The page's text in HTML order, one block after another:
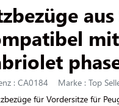
: CA0184
Marke : Top
für Vordersitze für